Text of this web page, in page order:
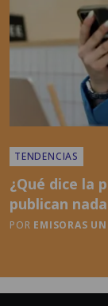
TENDENCIAS
¿Qué dice la
publican
POR EMISORAS